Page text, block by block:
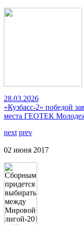
28.03.2026
«Кузбасс-2» победой
места ГЕОТЕК
next prev
02 июня 2017